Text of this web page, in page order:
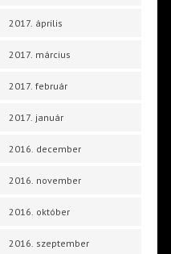
2017. április
2017. március
2017. február
2017. január
2016. december
2016. november
2016. október
2016. szeptember